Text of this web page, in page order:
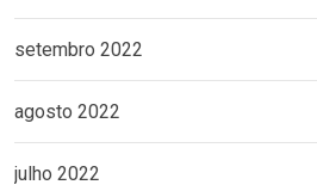
setembro 2022
agosto 2022
julho 2022